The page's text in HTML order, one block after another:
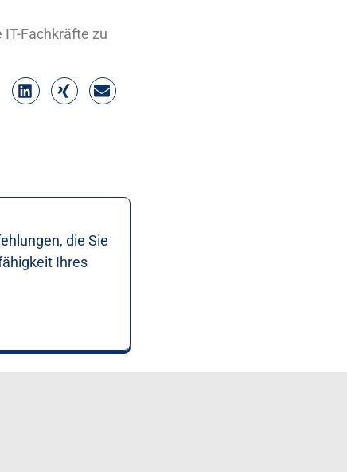
Fachkräfte zu
die Sie
Ihres